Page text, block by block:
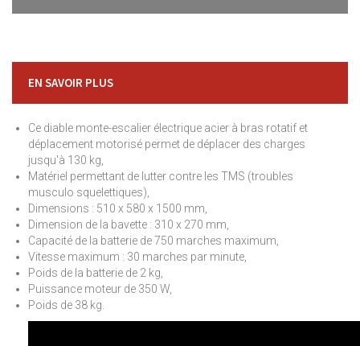
EN SAVOIR PLUS
Ce diable monte-escalier électrique acier à bras rotatif et
déplacement motorisé permet de déplacer des charges
jusqu'à 130 kg,
Matériel permettant de lutter contre les TMS (troubles
musculo squelettiques),
Dimensions : 510 x 580 x 1500 mm,
Dimension de la bavette : 310 x 270 mm,
Capacité de la batterie de 750 marches maximum,
Vitesse maximum : 30 marches par minute,
Poids de la batterie de 2 kg,
Puissance moteur de 350 W,
Poids de 38 kg.